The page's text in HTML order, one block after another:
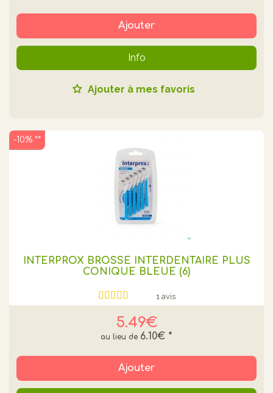
Ajouter
Info
Ajouter à mes favoris
INTERPROX BROSSE INTERDENTAIRE PLUS
CONIQUE BLEUE (6)
1 avis
5.49€
6.10€ *
-10% **
Ajouter